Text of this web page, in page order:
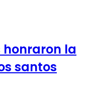
honraron la
santos